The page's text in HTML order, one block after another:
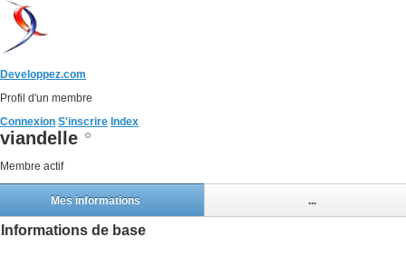
Developpez.com
Profil d'un membre
Connexion S'inscrire Index
viandelle
Membre actif
Mes informations ...
Informations de base